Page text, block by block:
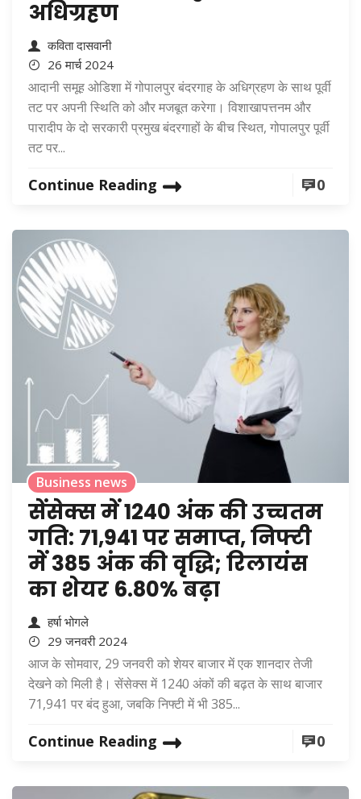
अधिग्रहण
कविता दासवानी
26 मार्च 2024
आदानी समूह ओडिशा में गोपालपुर बंदरगाह के अधिग्रहण के साथ पूर्वी
तट पर अपनी स्थिति को और मजबूत करेगा। विशाखापत्तनम और
पारादीप के दो सरकारी प्रमुख बंदरगाहों के बीच स्थित, गोपालपुर पूर्वी
तट पर...
Continue Reading 0
Business news
सेंसेक्स में 1240 अंक की उच्चतम
गति: 71,941 पर समाप्त, निफ्टी
में 385 अंक की वृद्धि; रिलायंस
का शेयर 6.80% बढ़ा
हर्षा भोगले
29 जनवरी 2024
आज के सोमवार, 29 जनवरी को शेयर बाजार में एक शानदार तेजी
देखने को मिली है। सेंसेक्स में 1240 अंकों की बढ़त के साथ बाजार
71,941 पर बंद हुआ, जबकि निफ्टी में भी 385...
Continue Reading 0